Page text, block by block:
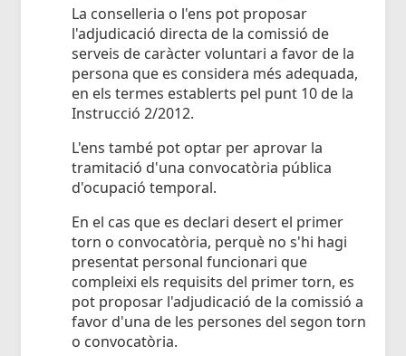
La conselleria o l'ens pot proposar
l'adjudicació directa de la comissió de
serveis de caràcter voluntari a favor de la
persona que es considera més adequada,
en els termes establerts pel punt 10 de la
Instrucció 2/2012.
L'ens també pot optar per aprovar la
tramitació d'una convocatòria pública
d'ocupació temporal.
En el cas que es declari desert el primer
torn o convocatòria, perquè no s'hi hagi
presentat personal funcionari que
compleixi els requisits del primer torn, es
pot proposar l'adjudicació de la comissió a
favor d'una de les persones del segon torn
o convocatòria.